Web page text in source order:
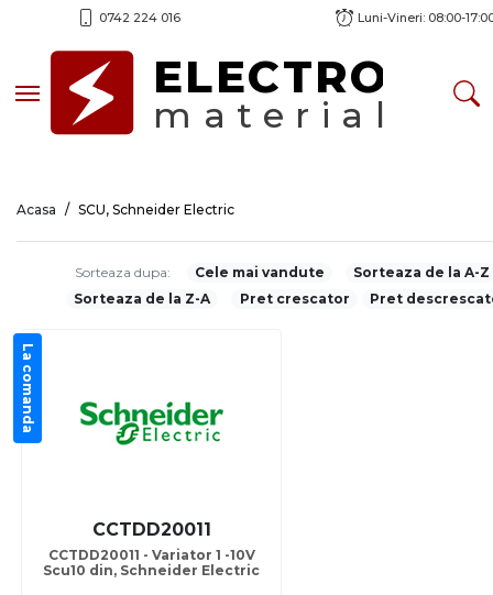
0742 224 016 Luni-Vineri: 08:00-
Toggle navigationELECTRO
material
Acasa SCU, Schneider Electric
Sorteaza dupa: Cele mai vandute
Sorteaza de la A-Z
Sorteaza de la Z-A
Pret crescator Pret
La comanda
CCTDD20011
CCTDD20011 - Variator 1 -10V
Scu10 din, Schneider Electric